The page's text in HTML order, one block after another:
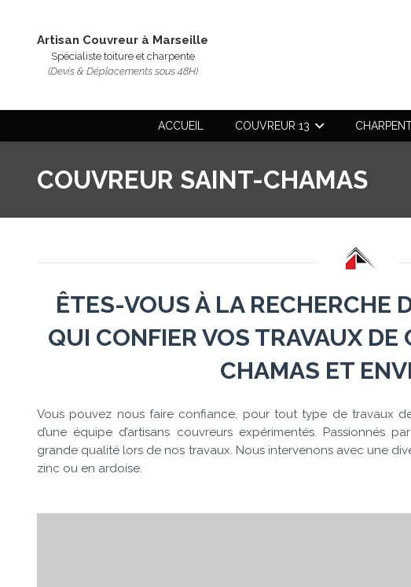
Artisan Couvreur à Marseille
Spécialiste toiture et charpente
(Devis & Déplacements sous 48H)
ACCUEIL COUVREUR 13
COUVREUR SAINT-CHAMAS
ÊTES-VOUS À LA RECHERCHE
QUI CONFIER VOS TRAVAUX
CHAMAS ET
Vous pouvez nous faire confiance, pour tout type de travaux
d’une équipe d’artisans couvreurs expérimentés. Passionnés
grande qualité lors de nos travaux. Nous intervenons avec une
zinc ou en ardoise.